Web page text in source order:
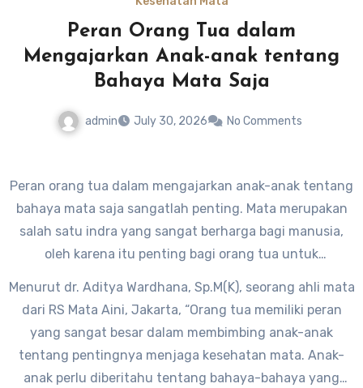
anak cucu kita.” Mari kita bersama-sama menjaga
habitat saja mata demi keberlangsungan alam yang
lestari.
Peran Orang Tua dalam
Mengajarkan Anak-anak tentang
Bahaya Mata Saja
admin July 30, 2026 No Comments
Peran orang tua dalam mengajarkan anak-anak tentang
bahaya mata saja sangatlah penting. Mata merupakan
salah satu indra yang sangat berharga bagi manusia,
oleh karena itu penting bagi orang tua untuk
memberikan pemahaman kepada anak-anak tentang
pentingnya merawat mata dan menghindari bahaya
yang dapat mengancam kesehatan mata.
Menurut dr. Aditya Wardhana, Sp.M(K), seorang ahli mata
dari RS Mata Aini, Jakarta, “Orang tua memiliki peran
yang sangat besar dalam membimbing anak-anak
tentang pentingnya menjaga kesehatan mata. Anak-
anak perlu diberitahu tentang bahaya-bahaya yang